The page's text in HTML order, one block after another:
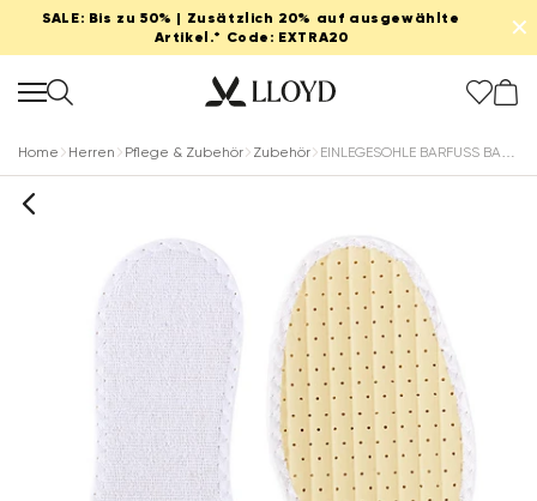
SALE: Bis zu 50% | Zusätzlich 20% auf ausgewählte
Artikel.* Code: EXTRA20
✕
Home Herren Pflege & Zubehör Zubehör EINLEGESOHLE BARFUSS BAUMWOLLE